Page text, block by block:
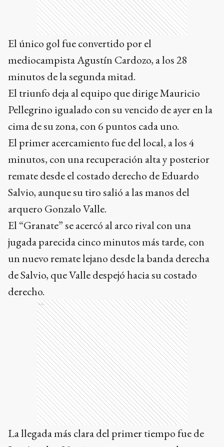
El único gol fue convertido por el
mediocampista Agustín Cardozo, a los 28
minutos de la segunda mitad.
El triunfo deja al equipo que dirige Mauricio
Pellegrino igualado con su vencido de ayer en la
cima de su zona, con 6 puntos cada uno.
El primer acercamiento fue del local, a los 4
minutos, con una recuperación alta y posterior
remate desde el costado derecho de Eduardo
Salvio, aunque su tiro salió a las manos del
arquero Gonzalo Valle.
El “Granate” se acercó al arco rival con una
jugada parecida cinco minutos más tarde, con
un nuevo remate lejano desde la banda derecha
de Salvio, que Valle despejó hacia su costado
derecho.
Ads
La llegada más clara del primer tiempo fue de